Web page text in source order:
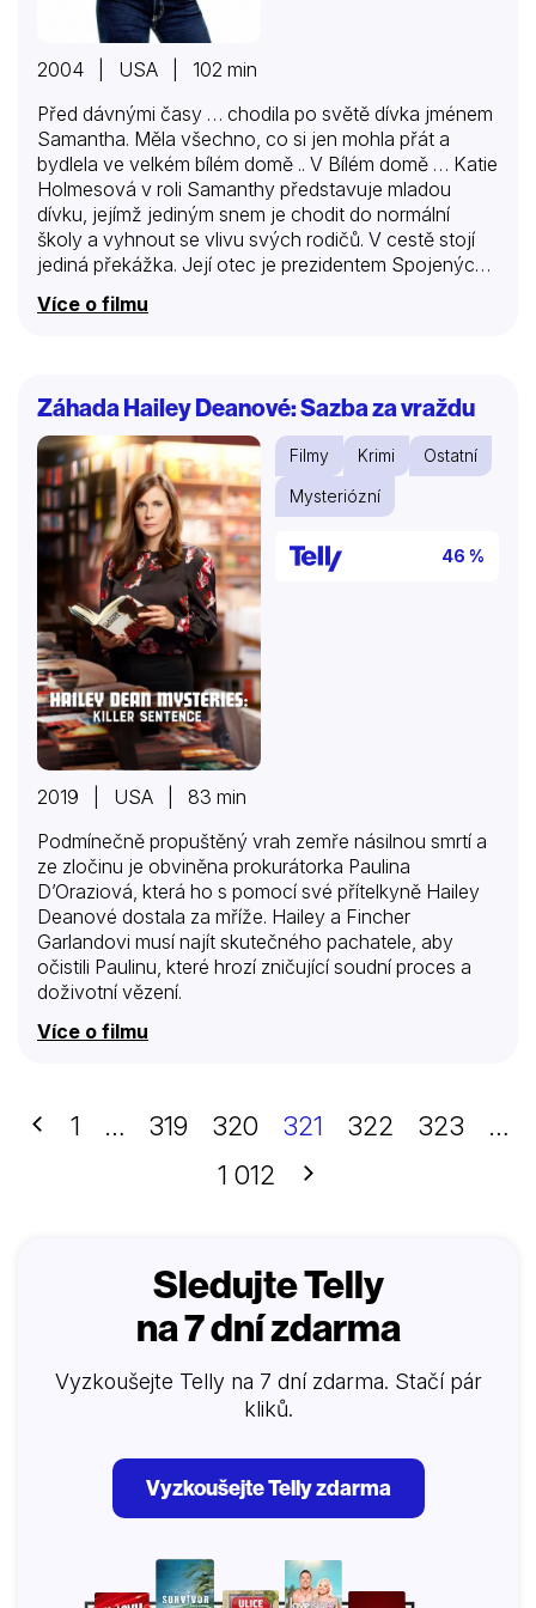
2004 | USA | 102 min
Před dávnými časy … chodila po světě dívka jménem
Samantha. Měla všechno, co si jen mohla přát a
bydlela ve velkém bílém domě .. V Bílém domě … Katie
Holmesová v roli Samanthy představuje mladou
dívku, jejímž jediným snem je chodit do normální
školy a vyhnout se vlivu svých rodičů. V cestě stojí
jediná překážka. Její otec je prezidentem Spojených
Sledována tajnými službami a pod neustálým
Více o filmu
Záhada Hailey Deanové: Sazba za vraždu
Filmy Krimi
Ostatní
Mysteriózní
46 %
2019 | USA | 83 min
Podmínečně propuštěný vrah zemře násilnou smrtí a
ze zločinu je obviněna prokurátorka Paulina
D’Oraziová, která ho s pomocí své přítelkyně Hailey
Deanové dostala za mříže. Hailey a Fincher
Garlandovi musí najít skutečného pachatele, aby
očistili Paulinu, které hrozí zničující soudní proces a
doživotní vězení.
Více o filmu
Předchozí
1 … 319 320 321 322 323
…
1 012
Další
Sledujte Telly
na 7 dní zdarma
Vyzkoušejte Telly na 7 dní zdarma. Stačí pár
kliků.
Vyzkoušejte Telly zdarma